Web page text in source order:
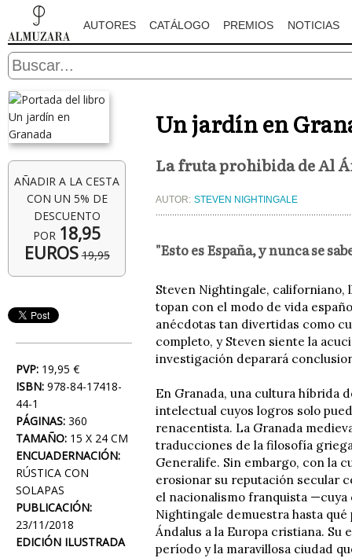
AUTORES CATÁLOGO PREMIOS NOTICIAS
AÑADIR A LA CESTA
CON UN 5% DE
DESCUENTO
POR 18,95
EUROS 19,95
PVP: 19,95 €
ISBN: 978-84-17418-
44-1
PÁGINAS: 360
TAMAÑO: 15 X 24 CM
ENCUADERNACIÓN:
RÚSTICA CON
SOLAPAS
PUBLICACIÓN:
23/11/2018
EDICIÓN ILUSTRADA
Un jardín en
La fruta prohibida de Al
AUTOR: STEVEN NIGHTINGALE
"Esto es España, y nunca se
Steven Nightingale, californiano,
topan con el modo de vida
anécdotas tan divertidas como
completo, y Steven siente la
investigación deparará
En Granada, una cultura híbrida
intelectual cuyos logros solo
renacentista. La Granada
traducciones de la filosofía
Generalife. Sin embargo, con la
erosionar su reputación secular
el nacionalismo franquista
Nightingale demuestra hasta
Ándalus a la Europa cristiana.
período y la maravillosa ciudad